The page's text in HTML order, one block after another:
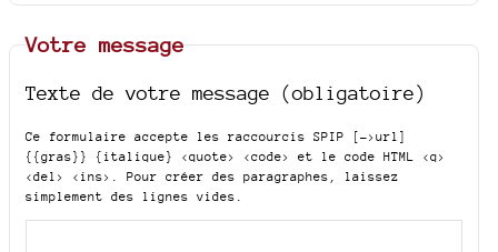
Votre message
Texte de votre message (obligatoire)
Ce formulaire accepte les raccourcis SPIP
[->url]
{{gras}} {italique} <quote> <code>
et le code HTML <q>
<del> <ins>
. Pour créer des paragraphes, laissez
simplement des lignes vides.